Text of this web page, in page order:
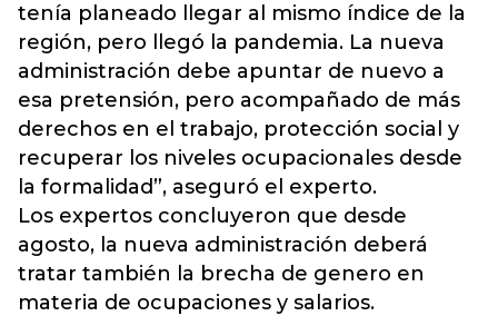
tenía planeado llegar al mismo índice de la
región, pero llegó la pandemia. La nueva
administración debe apuntar de nuevo a
esa pretensión, pero acompañado de más
derechos en el trabajo, protección social y
recuperar los niveles ocupacionales desde
la formalidad”, aseguró el experto.
Los expertos concluyeron que desde
agosto, la nueva administración deberá
tratar también la brecha de genero en
materia de ocupaciones y salarios.